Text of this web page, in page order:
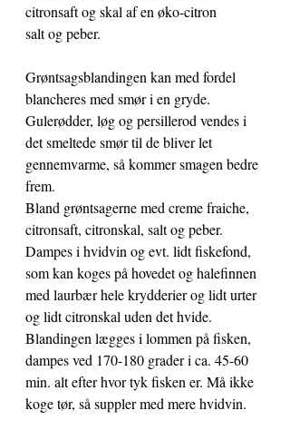
citronsaft og skal af en øko-citron
salt og peber.
Grøntsagsblandingen kan med fordel
blancheres med smør i en gryde.
Gulerødder, løg og persillerod vendes i
det smeltede smør til de bliver let
gennemvarme, så kommer smagen bedre
frem.
Bland grøntsagerne med creme fraiche,
citronsaft, citronskal, salt og peber.
Dampes i hvidvin og evt. lidt fiskefond,
som kan koges på hovedet og halefinnen
med laurbær hele krydderier og lidt urter
og lidt citronskal uden det hvide.
Blandingen lægges i lommen på fisken,
dampes ved 170-180 grader i ca. 45-60
min. alt efter hvor tyk fisken er. Må ikke
koge tør, så suppler med mere hvidvin.